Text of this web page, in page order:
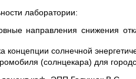
лаборатории:
направления снижения
концепции солнечной
(солнцекара) для